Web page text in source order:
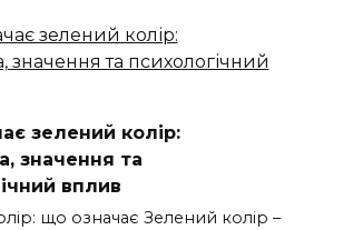
зелений колір:
значення та
вплив
що означає Зелений колір –